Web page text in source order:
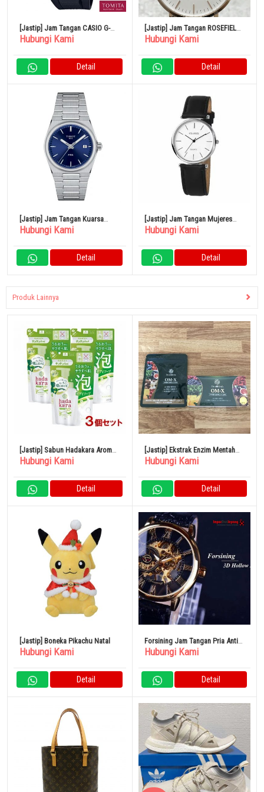
[Jastip] Jam Tangan CASIO G-
SHOCK G-STEEL GST-B100-1AJF
ATM
Hubungi Kami
Detail
[Jastip] Jam Tangan ROSEFIELD
Kuarsa Bekas
Hubungi Kami
Detail
[Jastip] Jam Tangan Kuarsa
Tissot PRX Swiss Model
T137.210.11.041.00 Uniseks
Hubungi Kami
Detail
[Jastip] Jam Tangan Mujeres
Reloj de Pulsera Blanco Negro
S4782200016300
Hubungi Kami
Detail
Produk Lainnya
[Jastip] Sabun Hadakara Aroma
Jeruk Isi Ulang Set 420ml x 3
Hubungi Kami
Detail
[Jastip] Ekstrak Enzim Mentah
Fermentasi OM-X
Hubungi Kami
Detail
[Jastip] Boneka Pikachu Natal
Hubungi Kami
Detail
Forsining Jam Tangan Pria Antik
Skeleton Hand-Wound
Hubungi Kami
Detail